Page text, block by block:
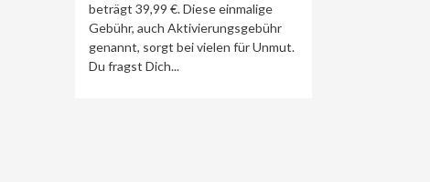
beträgt 39,99 €. Diese einmalige
Gebühr, auch Aktivierungsgebühr
genannt, sorgt bei vielen für Unmut.
Du fragst Dich...